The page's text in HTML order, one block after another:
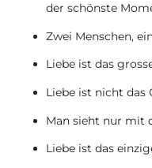
der schönste
Zwei Menschen,
Liebe ist das
Liebe ist nicht das
Man sieht nur mit
Liebe ist das